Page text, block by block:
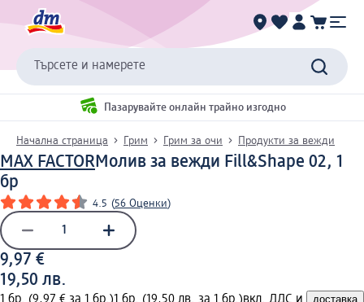
Търсете и намерете
Пазарувайте онлайн трайно изгодно
Начална страница Грим Грим за очи Продукти за вежди
MAX FACTORМолив за вежди Fill&Shape 02, 1
бр
4.5 (56 Оценки)
9,97 €
19,50 лв.
1 бр. (9,97 € за 1 бр.)1 бр. (19,50 лв. за 1 бр.)вкл. ДДС и доставка